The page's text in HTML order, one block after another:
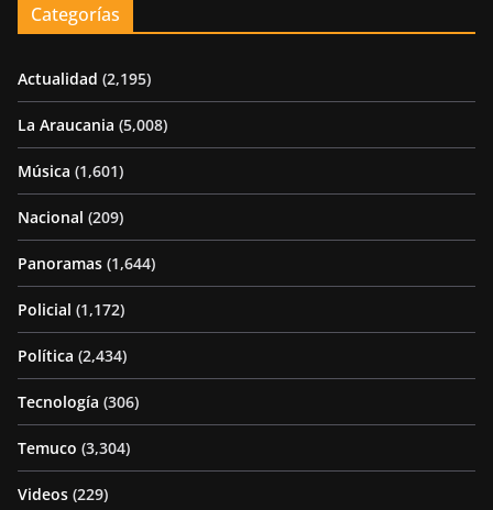
Categorías
Actualidad (2,195)
La Araucania (5,008)
Música (1,601)
Nacional (209)
Panoramas (1,644)
Policial (1,172)
Política (2,434)
Tecnología (306)
Temuco (3,304)
Videos (229)